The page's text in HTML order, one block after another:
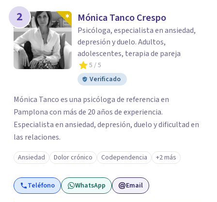
2 Mónica Tanco Crespo
Psicóloga, especialista en ansiedad,
depresión y duelo. Adultos,
adolescentes, terapia de pareja
5 / 5
Verificado
Mónica Tanco es una psicóloga de referencia en
Pamplona con más de 20 años de experiencia.
Especialista en ansiedad, depresión, duelo y dificultad en
las relaciones.
Ansiedad Dolor crónico Codependencia +2 más
Teléfono WhatsApp Email